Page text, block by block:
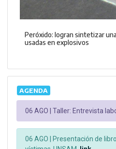
Peróxido: logran sintetizar
usadas en explosivos
AGENDA
06 AGO | Taller: Entrevista
06 AGO | Presentación de